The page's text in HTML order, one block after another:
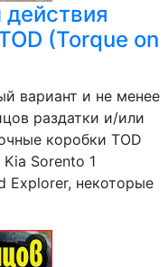
(Torque on
вариант и не менее
раздатки и/или
коробки TOD
Sorento 1
Explorer, некоторые